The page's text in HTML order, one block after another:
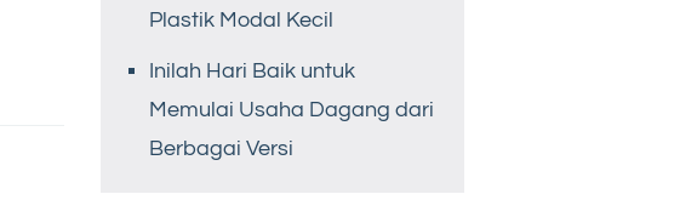
Plastik Modal Kecil
Inilah Hari Baik untuk
Memulai Usaha Dagang dari
Berbagai Versi